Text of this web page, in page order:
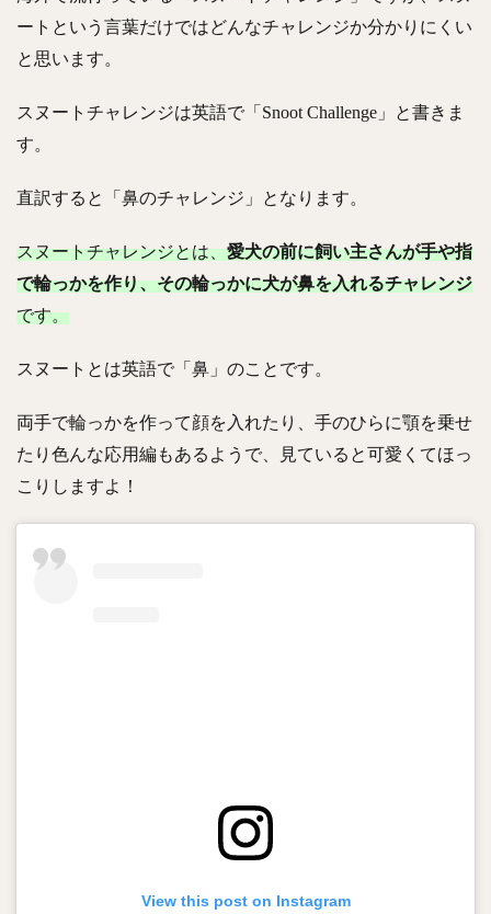
ートという言葉だけではどんなチャレンジか分かりにくい
と思います。
スヌートチャレンジは英語で「Snoot Challenge」と書きま
す。
直訳すると「鼻のチャレンジ」となります。
スヌートチャレンジとは、愛犬の前に飼い主さんが手や指
で輪っかを作り、その輪っかに犬が鼻を入れるチャレンジ
です。
スヌートとは英語で「鼻」のことです。
両手で輪っかを作って顔を入れたり、手のひらに顎を乗せ
たり色んな応用編もあるようで、見ていると可愛くてほっ
こりしますよ！
View this post on Instagram